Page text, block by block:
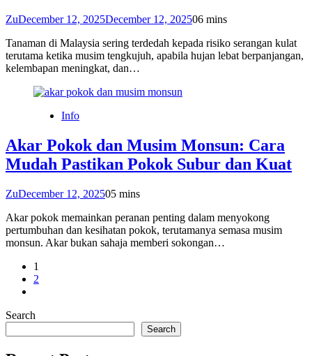
ZuDecember 12, 2025December 12, 202506 mins
Tanaman di Malaysia sering terdedah kepada risiko serangan kulat
terutama ketika musim tengkujuh, apabila hujan lebat berpanjangan,
kelembapan meningkat, dan…
Info
Akar Pokok dan Musim Monsun: Cara
Mudah Pastikan Pokok Subur dan Kuat
ZuDecember 12, 202505 mins
Akar pokok memainkan peranan penting dalam menyokong
pertumbuhan dan kesihatan pokok, terutamanya semasa musim
monsun. Akar bukan sahaja memberi sokongan…
1
2
Search
Search